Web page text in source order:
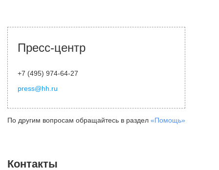
Пресс-центр
+7 (495) 974-64-27
press@hh.ru
По другим вопросам обращайтесь в раздел «Помощь»
Контакты